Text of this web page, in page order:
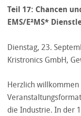
Teil 17: Chancen
EMS/E²MS*
Dienstag, 23.
Kristronics GmbH,
Herzlich willkommen
die Industrie. In der